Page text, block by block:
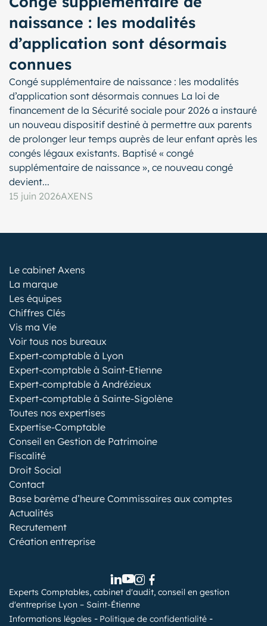
naissance : les modalités
d’application sont désormais
connues
Congé supplémentaire de naissance : les modalités
d’application sont désormais connues La loi de
financement de la Sécurité sociale pour 2026 a instauré
un nouveau dispositif destiné à permettre aux parents
de prolonger leur temps auprès de leur enfant après les
congés légaux existants. Baptisé « congé
supplémentaire de naissance », ce nouveau congé
devient...
15 juin 2026AXENS
Le cabinet Axens
La marque
Les équipes
Chiffres Clés
Vis ma Vie
Voir tous nos bureaux
Expert-comptable à Lyon
Expert-comptable à Saint-Etienne
Expert-comptable à Andrézieux
Expert-comptable à Sainte-Sigolène
Toutes nos expertises
Expertise-Comptable
Conseil en Gestion de Patrimoine
Fiscalité
Droit Social
Contact
Base barème d’heure Commissaires aux comptes
Actualités
Recrutement
Création entreprise
Experts Comptables, cabinet d'audit, conseil en gestion
d'entreprise Lyon – Saint-Étienne
Informations légales
Politique de confidentialité